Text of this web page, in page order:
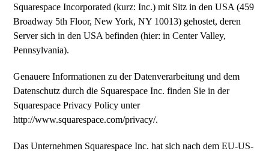
Squarespace Incorporated (kurz: Inc.) mit Sitz in den USA (459
Broadway 5th Floor, New York, NY 10013) gehostet, deren
Server sich in den USA befinden (hier: in Center Valley,
Pennsylvania).
Genauere Informationen zu der Datenverarbeitung und dem
Datenschutz durch die Squarespace Inc. finden Sie in der
Squarespace Privacy Policy unter
http://www.squarespace.com/privacy/.
Das Unternehmen Squarespace Inc. hat sich nach dem EU-US-